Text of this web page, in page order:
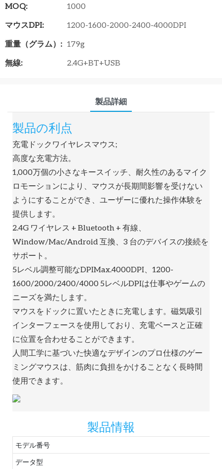
MOQ:
1000
マウスDPI:
1200-1600-2000-2400-4000DPI
重量（グラム）: 179g
無線:
2.4G+BT+USB
製品詳細
製品の利点
充電ドックワイヤレスマウス;
高度な充電方法。
1,000万個の小さなキースイッチ、耐久性のあるマイク
ロモーションにより、マウスが長期間影響を受けない
ようにすることができ、ユーザーに優れた操作体験を
提供します。
2.4G ワイヤレス + Bluetooth + 有線、
Window/Mac/Android 互換、3 台のデバイスの接続を
サポート。
5レベル調整可能なDPIMax.4000DPI、1200-
1600/2000/2400/4000 5レベルDPIは仕事やゲームの
ニーズを満たします。
マウスをドックに置いたときに充電します。磁気吸引
インターフェースを使用しており、充電ベースと正確
に位置を合わせることができます。
人間工学に基づいた快適なデザインのプロ仕様のゲー
ミングマウスは、筋肉に負担をかけることなく長時間
使用できます。
製品情報
モデル番号
データ型